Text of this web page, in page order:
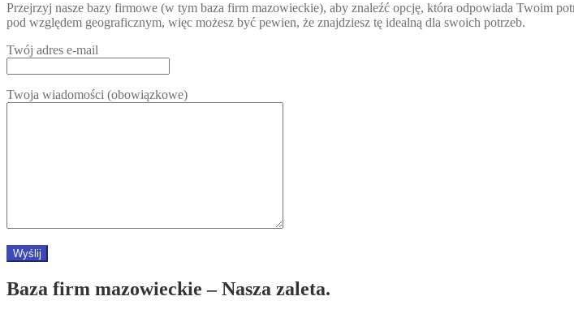
Przejrzyj nasze bazy firmowe (w tym baza firm mazowieckie), aby znaleźć opcję, która odpowiada Twoim
pod względem geograficznym, więc możesz być pewien, że znajdziesz tę idealną dla swoich potrzeb.
Twój adres e-mail
Twoja wiadomości (obowiązkowe)
Baza firm mazowieckie – Nasza zaleta.